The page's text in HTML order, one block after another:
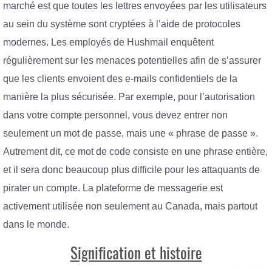
marché est que toutes les lettres envoyées par les utilisateurs
au sein du système sont cryptées à l’aide de protocoles
modernes. Les employés de Hushmail enquêtent
régulièrement sur les menaces potentielles afin de s’assurer
que les clients envoient des e-mails confidentiels de la
manière la plus sécurisée. Par exemple, pour l’autorisation
dans votre compte personnel, vous devez entrer non
seulement un mot de passe, mais une « phrase de passe ».
Autrement dit, ce mot de code consiste en une phrase entière,
et il sera donc beaucoup plus difficile pour les attaquants de
pirater un compte. La plateforme de messagerie est
activement utilisée non seulement au Canada, mais partout
dans le monde.
Signification et histoire